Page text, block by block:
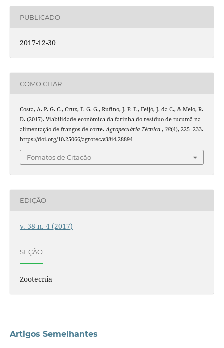
PUBLICADO
2017-12-30
COMO CITAR
Costa, A. P. G. C., Cruz, F. G. G., Rufino, J. P. F., Feijó, J. da C., & Melo, R.
D. (2017). Viabilidade econômica da farinha do resíduo de tucumã na
alimentação de frangos de corte.Agropecuária Técnica , 38(4), 225–233.
https://doi.org/10.25066/agrotec.v38i4.28894
Fomatos de Citação
EDIÇÃO
v. 38 n. 4 (2017)
SEÇÃO
Zootecnia
Artigos Semelhantes